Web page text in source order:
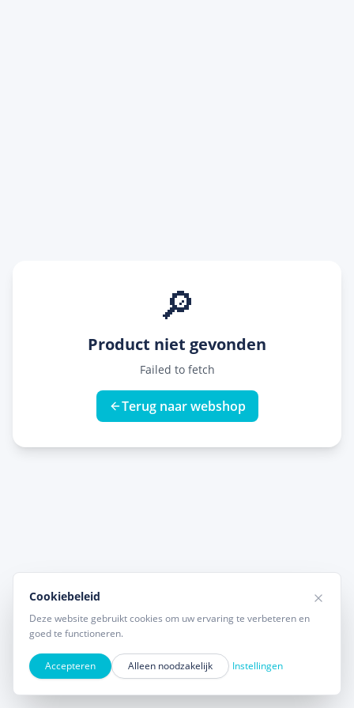
🔎
Product niet gevonden
Failed to fetch
Terug naar webshop
Cookiebeleid
Deze website gebruikt cookies om uw ervaring te verbeteren en
goed te functioneren.
Accepteren Alleen noodzakelijk Instellingen